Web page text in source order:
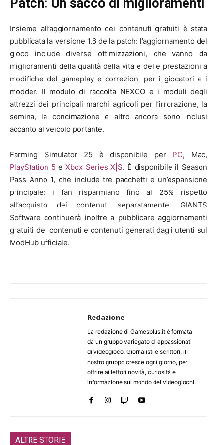
Patch: Un sacco di miglioramenti
Insieme all’aggiornamento dei contenuti gratuiti è stata
pubblicata la versione 1.6 della patch: l’aggiornamento del
gioco include diverse ottimizzazioni, che vanno da
miglioramenti della qualità della vita e delle prestazioni a
modifiche del gameplay e correzioni per i giocatori e i
modder. Il modulo di raccolta NEXCO e i moduli degli
attrezzi dei principali marchi agricoli per l’irrorazione, la
semina, la concimazione e altro ancora sono inclusi
accanto al veicolo portante.
Farming Simulator 25 è disponibile per PC, Mac,
PlayStation 5 eXbox Series X|S. È disponibile il Season
Pass Anno 1, che include tre pacchetti e un’espansione
principale: i fan risparmiano fino al 25% rispetto
all’acquisto dei contenuti separatamente. GIANTS
Software continuerà inoltre a pubblicare aggiornamenti
gratuiti dei contenuti e contenuti generati dagli utenti sul
ModHub ufficiale.
Redazione
La redazione di Gamesplus.it è formata
da un gruppo variegato di appassionati
di videogioco. Giornalisti e scrittori, il
nostro gruppo cresce ogni giorno, per
offrire ai lettori novità, curiosità e
informazione sul mondo dei videogiochi.
ALTRE STORIE